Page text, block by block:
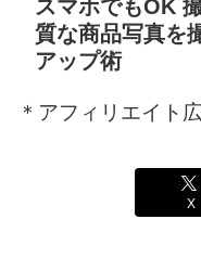
スマホでもOK
質な商品写真を
アップ術
＊アフィリエイト
X